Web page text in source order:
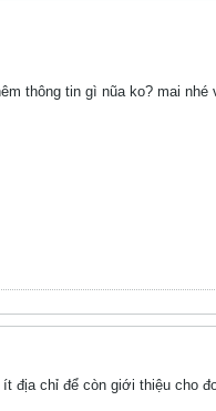
thông tin gì nũa ko? mai nhé
địa chỉ để còn giới thiệu cho